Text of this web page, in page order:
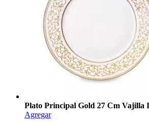
Plato Principal Gold 27 Cm Vajilla
Agregar